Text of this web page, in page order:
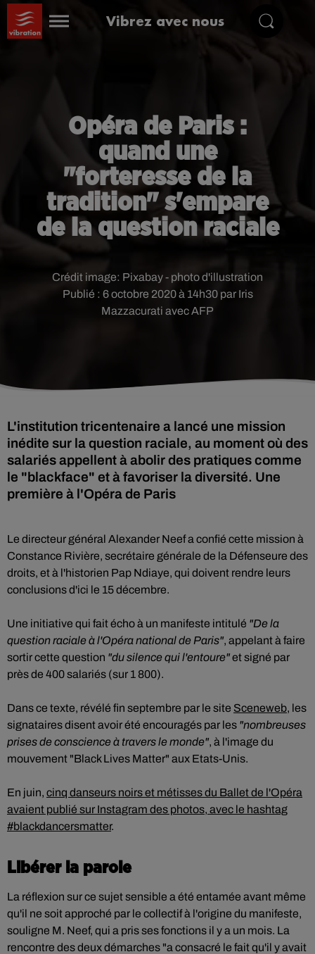
Vibrez avec nous
Opéra de Paris :
quand une
"forteresse de la
tradition" s'empare
de la question raciale
Publié : 6 octobre 2020 à 14h30 par Iris
Mazzacurati avec AFP
Crédit image: Pixabay - photo d'illustration
L'institution tricentenaire a lancé une mission
inédite sur la question raciale, au moment où des
salariés appellent à abolir des pratiques comme
le "blackface" et à favoriser la diversité. Une
première à l'Opéra de Paris
Le directeur général Alexander Neef a confié cette mission à
Constance Rivière, secrétaire générale de la Défenseure des
droits, et à l'historien Pap Ndiaye, qui doivent rendre leurs
conclusions d'ici le 15 décembre.
Une initiative qui fait écho à un manifeste intitulé "De la
question raciale à l'Opéra national de Paris", appelant à faire
sortir cette question "du silence qui l'entoure"et signé par
près de 400 salariés (sur 1 800).
Dans ce texte, révélé fin septembre par le site Sceneweb, les
signataires disent avoir été encouragés par les "nombreuses
prises de conscience à travers le monde", à l'image du
mouvement "Black Lives Matter" aux Etats-Unis.
En juin, cinq danseurs noirs et métisses du Ballet de l'Opéra
avaient publié sur Instagram des photos, avec le hashtag
#blackdancersmatter.
Libérer la parole
La réflexion sur ce sujet sensible a été entamée avant même
qu'il ne soit approché par le collectif à l'origine du manifeste,
souligne M. Neef, qui a pris ses fonctions il y a un mois. La
rencontre des deux démarches "a consacré le fait qu'il y avait